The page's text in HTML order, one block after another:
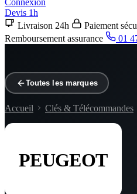
Connexion
Devis 1h
Livraison 24h
Paiement
Remboursement assurance
01
Toutes les marques
Accueil Clés & Télécommandes
PEUGEOT